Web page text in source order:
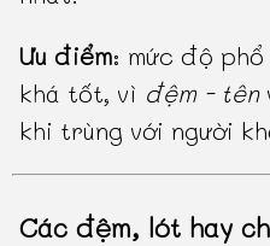
Ưu điểm: mức độ
khá tốt, vì đệm - tên
khi trùng với người
Các đệm, lót hay